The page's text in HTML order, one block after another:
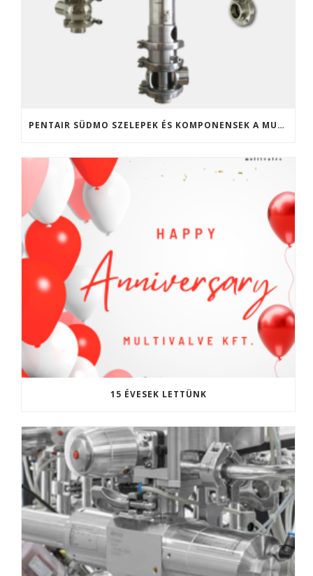
PENTAIR SÜDMO SZELEPEK ÉS KOMPONENSEK A MULTIVALVE KFT. KÍNÁLATÁBAN
15 ÉVESEK LETTÜNK